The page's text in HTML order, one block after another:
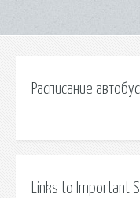
Расписание
Links to Important